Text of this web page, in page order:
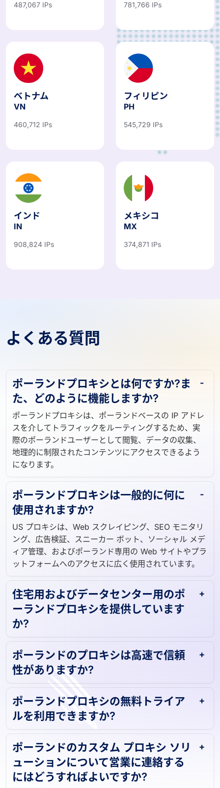
487,067 IPs 781,766 IPs
ベトナム
VN
460,712 IPs
フィリピン
PH
545,729 IPs
インド
IN
908,824 IPs
メキシコ
MX
374,871 IPs
よくある質問
ポーランドプロキシとは何ですか?ま
た、どのように機能しますか?
ポーランドプロキシは、ポーランドベースの IP アドレ
スを介してトラフィックをルーティングするため、実
際のポーランドユーザーとして閲覧、データの収集、
地理的に制限されたコンテンツにアクセスできるよう
になります。
ポーランドプロキシは一般的に何に
使用されますか?
US プロキシは、Web スクレイピング、SEO モニタリ
ング、広告検証、スニーカー ボット、ソーシャル メデ
ィア管理、およびポーランド専用の Web サイトやプラ
ットフォームへのアクセスに広く使用されています。
住宅用およびデータセンター用のポ
ーランドプロキシを提供しています
か?
ポーランドのプロキシは高速で信頼
性がありますか?
ポーランドプロキシの無料トライア
ルを利用できますか?
ポーランドのカスタム プロキシ ソリ
ューションについて営業に連絡する
にはどうすればよいですか?